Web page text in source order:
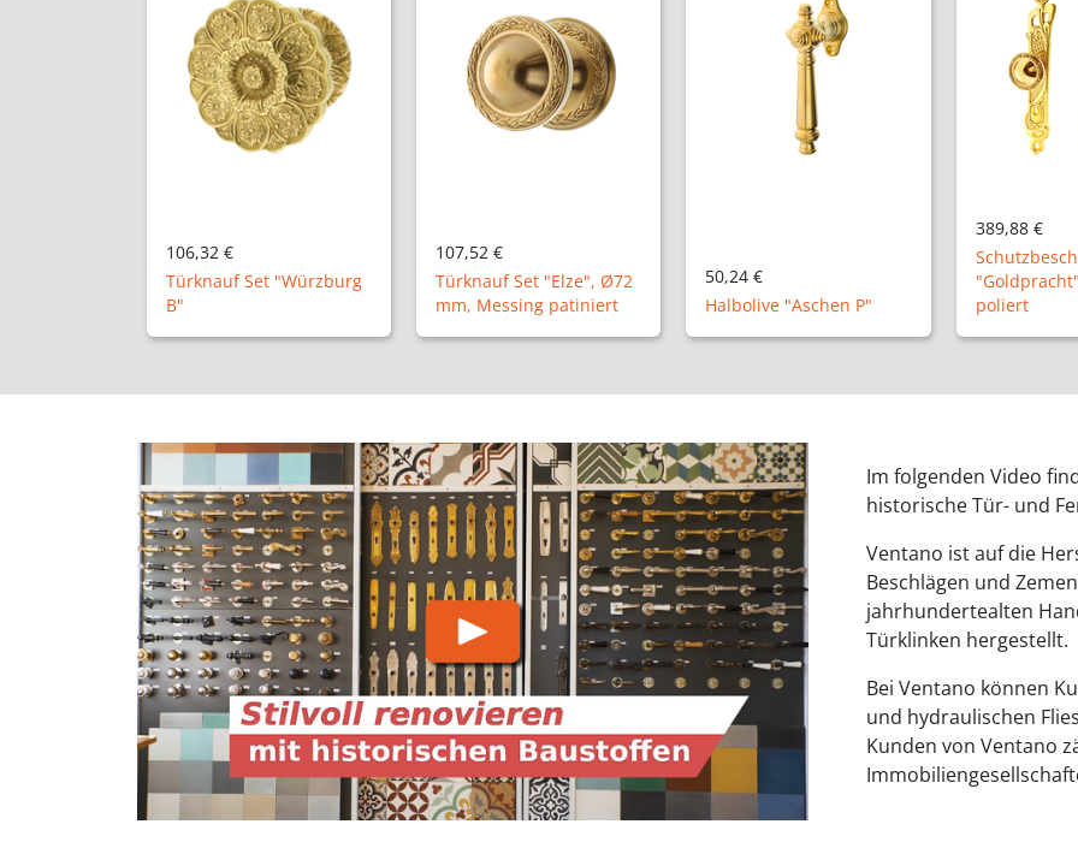
107,52 €
Türknauf Set "Elze", Ø72
mm, Messing patiniert
50,24 €
Halbolive "Aschen P"
"Goldpracht", Messing
poliert
148,32 €
NM
Im folgenden Video
historische Tür- und
Ventano ist auf die
Beschlägen und
jahrhundertealten
Türklinken hergestellt.
Bei Ventano können
und hydraulischen
Kunden von Ventano